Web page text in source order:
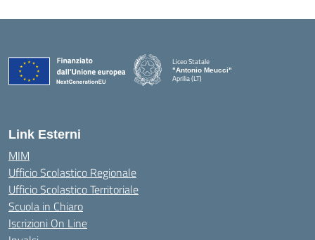
Liceo Statale
"Antonio Meucci"
Aprilia (LT)
Link Esterni
MIM
Ufficio Scolastico Regionale
Ufficio Scolastico Territoriale
Scuola in Chiaro
Iscrizioni On Line